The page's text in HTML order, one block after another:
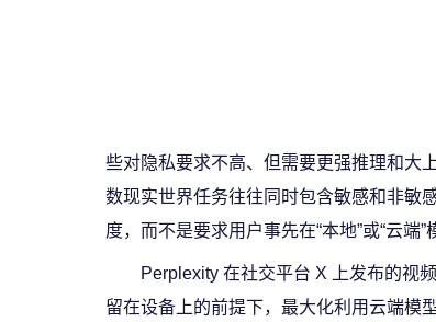
些对隐私要求不高、但需要更强推理和大
数现实世界任务往往同时包含敏感和非敏
度，而不是要求用户事先在“本地”或“云端”
Perplexity 在社交平台 X 上发布的视
留在设备上的前提下，最大化利用云端模